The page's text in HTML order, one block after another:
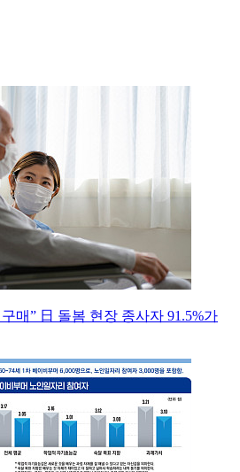
매” 日 돌봄 현장 종사자 91.5%가